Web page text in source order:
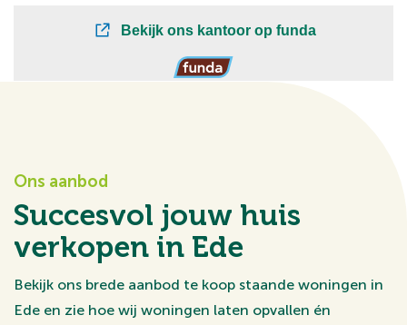
Ons aanbod
Succesvol jouw huis
verkopen in Ede
Bekijk ons brede aanbod te koop staande woningen in
Ede en zie hoe wij woningen laten opvallen én